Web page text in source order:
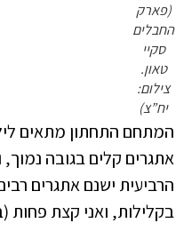
(פארק
החבלים
סקיי
טאון.
צילום:
יח”צ)
המתחם התחתון מתאים
אתגרים קלים בגובה
הרביעית ישנם אתגרים
בקלילות, ואני קצת פחות